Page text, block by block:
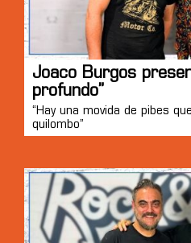
Joaco Burgos
profundo”
“Hay una movida de pibes
quilombo”